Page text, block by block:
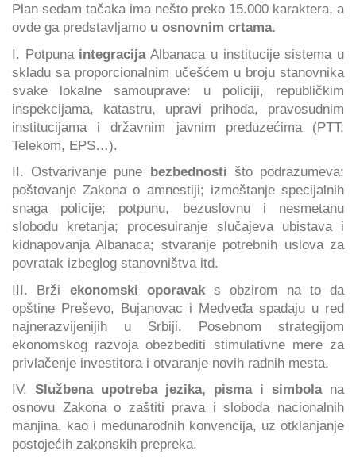
Plan sedam tačaka ima nešto preko 15.000 karaktera, a
ovde ga predstavljamo u osnovnim crtama.
I. PotpunaintegracijaAlbanaca u institucije sistema u
skladu sa proporcionalnim učešćem u broju stanovnika
svake lokalne samouprave: u policiji, republičkim
inspekcijama, katastru, upravi prihoda, pravosudnim
institucijama i državnim javnim preduzećima (PTT,
Telekom, EPS…).
II. Ostvarivanje pune bezbednosti što podrazumeva:
poštovanje Zakona o amnestiji; izmeštanje specijalnih
snaga policije; potpunu, bezuslovnu i nesmetanu
slobodu kretanja; procesuiranje slučajeva ubistava i
kidnapovanja Albanaca; stvaranje potrebnih uslova za
povratak izbeglog stanovništva itd.
III. Brži ekonomski oporavaks obzirom na to da
opštine Preševo, Bujanovac i Medveđa spadaju u red
najnerazvijenijih u Srbiji. Posebnom strategijom
ekonomskog razvoja obezbediti stimulativne mere za
privlačenje investitora i otvaranje novih radnih mesta.
IV. Službena upotreba jezika, pisma i simbolana
osnovu Zakona o zaštiti prava i sloboda nacionalnih
manjina, kao i međunarodnih konvencija, uz otklanjanje
postojećih zakonskih prepreka.